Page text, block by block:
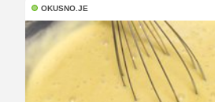
OKUSNO.JE